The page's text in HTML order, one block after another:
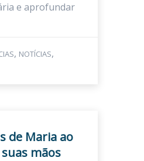
e aprofundar
, NOTÍCIAS,
de Maria ao
mãos